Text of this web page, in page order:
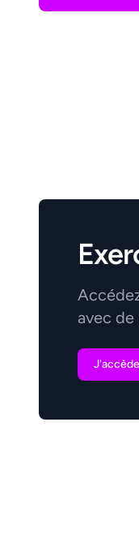
avec de